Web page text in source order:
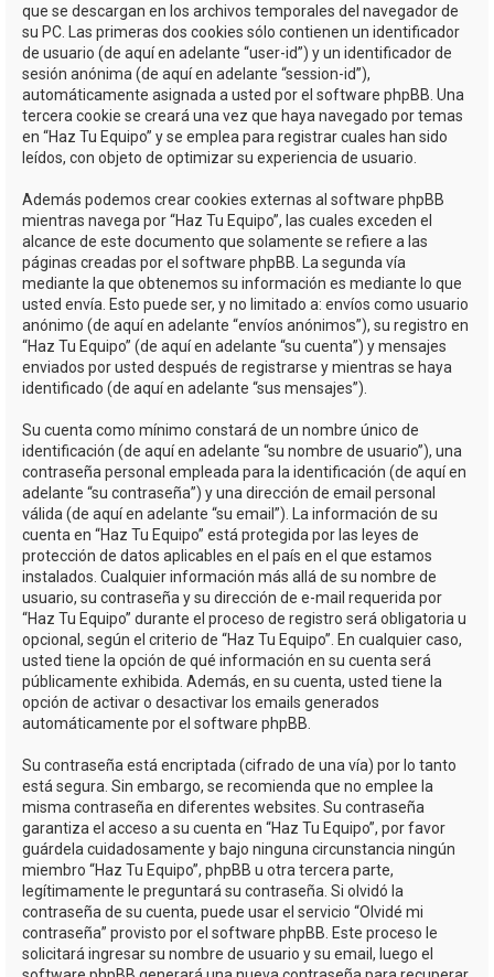
que se descargan en los archivos temporales del navegador de
su PC. Las primeras dos cookies sólo contienen un identificador
de usuario (de aquí en adelante “user-id”) y un identificador de
sesión anónima (de aquí en adelante “session-id”),
automáticamente asignada a usted por el software phpBB. Una
tercera cookie se creará una vez que haya navegado por temas
en “Haz Tu Equipo” y se emplea para registrar cuales han sido
leídos, con objeto de optimizar su experiencia de usuario.
Además podemos crear cookies externas al software phpBB
mientras navega por “Haz Tu Equipo”, las cuales exceden el
alcance de este documento que solamente se refiere a las
páginas creadas por el software phpBB. La segunda vía
mediante la que obtenemos su información es mediante lo que
usted envía. Esto puede ser, y no limitado a: envíos como usuario
anónimo (de aquí en adelante “envíos anónimos”), su registro en
“Haz Tu Equipo” (de aquí en adelante “su cuenta”) y mensajes
enviados por usted después de registrarse y mientras se haya
identificado (de aquí en adelante “sus mensajes”).
Su cuenta como mínimo constará de un nombre único de
identificación (de aquí en adelante “su nombre de usuario”), una
contraseña personal empleada para la identificación (de aquí en
adelante “su contraseña”) y una dirección de email personal
válida (de aquí en adelante “su email”). La información de su
cuenta en “Haz Tu Equipo” está protegida por las leyes de
protección de datos aplicables en el país en el que estamos
instalados. Cualquier información más allá de su nombre de
usuario, su contraseña y su dirección de e-mail requerida por
“Haz Tu Equipo” durante el proceso de registro será obligatoria u
opcional, según el criterio de “Haz Tu Equipo”. En cualquier caso,
usted tiene la opción de qué información en su cuenta será
públicamente exhibida. Además, en su cuenta, usted tiene la
opción de activar o desactivar los emails generados
automáticamente por el software phpBB.
Su contraseña está encriptada (cifrado de una vía) por lo tanto
está segura. Sin embargo, se recomienda que no emplee la
misma contraseña en diferentes websites. Su contraseña
garantiza el acceso a su cuenta en “Haz Tu Equipo”, por favor
guárdela cuidadosamente y bajo ninguna circunstancia ningún
miembro “Haz Tu Equipo”, phpBB u otra tercera parte,
legítimamente le preguntará su contraseña. Si olvidó la
contraseña de su cuenta, puede usar el servicio “Olvidé mi
contraseña” provisto por el software phpBB. Este proceso le
solicitará ingresar su nombre de usuario y su email, luego el